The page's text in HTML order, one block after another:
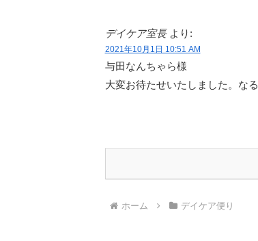
デイケア室長 より:
2021年10月1日 10:51 AM
与田なんちゃら様
大変お待たせいたしました。な
ホーム デイケア便り